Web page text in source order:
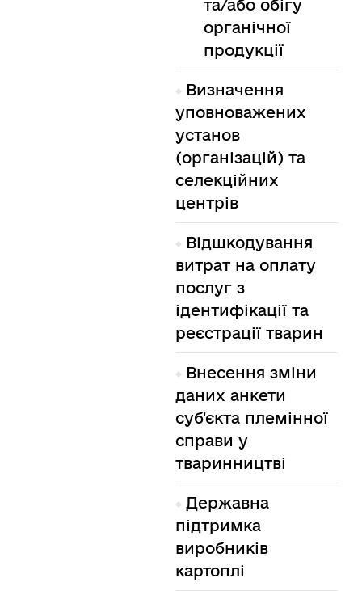
та/або обігу
органічної
продукції
Визначення
уповноважених
установ
(організацій) та
селекційних
центрів
Відшкодування
витрат на оплату
послуг з
ідентифікації та
реєстрації тварин
Внесення зміни
даних анкети
суб'єкта племінної
справи у
тваринництві
Державна
підтримка
виробників
картоплі